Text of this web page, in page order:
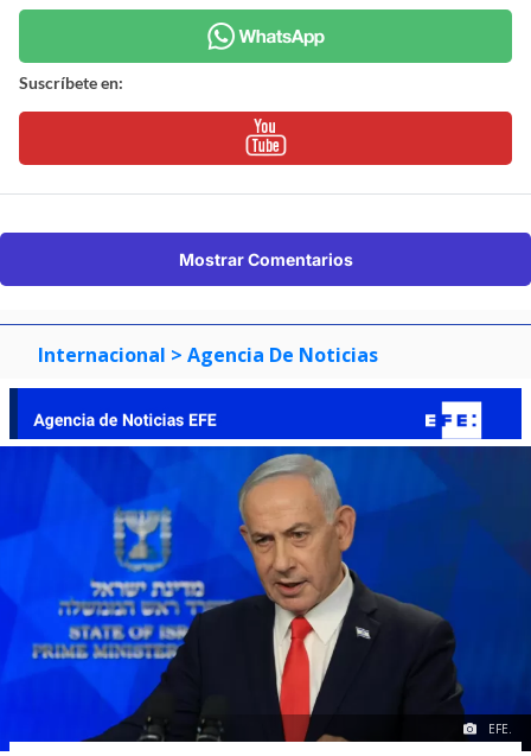
Suscríbete en:
Mostrar Comentarios
Internacional > Agencia De Noticias
EFE.